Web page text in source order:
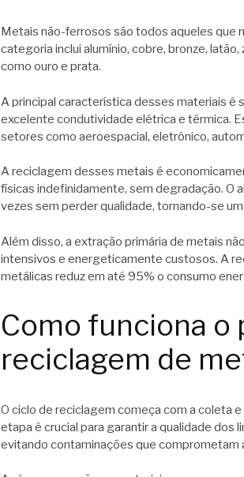
Metais não-ferrosos são todos aqueles que
categoria inclui alumínio, cobre, bronze,
como ouro e prata.
A principal característica desses materiais é
excelente condutividade elétrica e térmica.
setores como aeroespacial, eletrônico,
A reciclagem desses metais é
físicas indefinidamente, sem degradação. O
vezes sem perder qualidade, tornando-se
Além disso, a extração primária de metais
intensivos e energeticamente custosos. A
metálicas reduz em até 95% o consumo
Como funciona o
reciclagem de
O ciclo de reciclagem começa com a coleta
etapa é crucial para garantir a qualidade
evitando contaminações que comprometam